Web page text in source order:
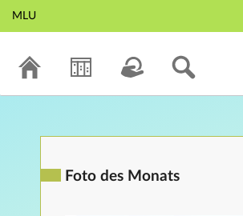
MLU
Foto des Monats